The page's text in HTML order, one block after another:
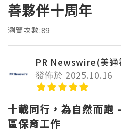
善夥伴十周年
瀏覽次數:89
PR Newswire(美通
發佈於 2025.10.16
十載同行，為自然而跑
區保育工作